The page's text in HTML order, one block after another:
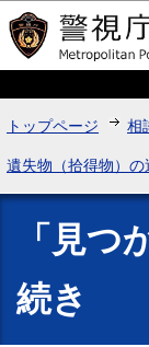
トップページ 相
遺失物（拾得物）の
「見つ
続き